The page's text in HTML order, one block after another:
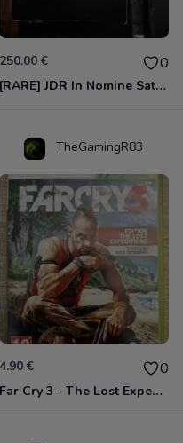
250.00 € 0
[RARE] JDR In Nomine Satanis / Magna Veritas – 1ère Édition BOÎTE (DOS BLANC, 1989) - CROC / Siroz
TheGamingR83
4.90 € 0
Far Cry 3 - The Lost Expeditions - Edition Spéciale Xbox 360